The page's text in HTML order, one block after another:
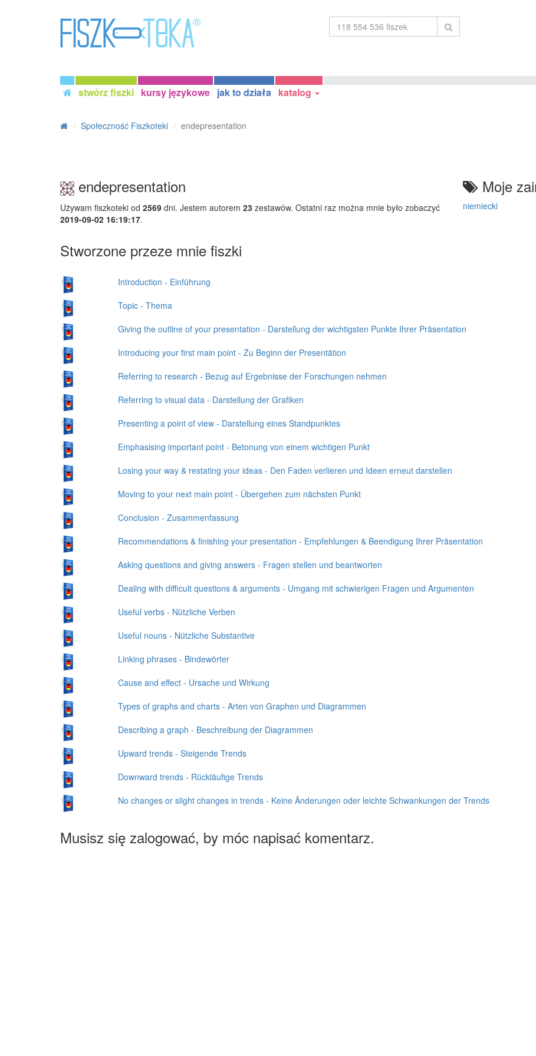
stwórz fiszki kursy językowe jak to działa katalog
Społeczność Fiszkoteki endepresentation
endepresentation
Używam fiszkoteki od 2569 dni. Jestem autorem 23 zestawów. Ostatni raz można mnie było zobaczyć
2019-09-02 16:19:17.
Moje
niemiecki
Stworzone przeze mnie fiszki
Introduction - Einführung
Topic - Thema
Giving the outline of your presentation - Darstellung der wichtigsten Punkte Ihrer Präsentation
Introducing your first main point - Zu Beginn der Presentätion
Referring to research - Bezug auf Ergebnisse der Forschungen nehmen
Referring to visual data - Darstellung der Grafiken
Presenting a point of view - Darstellung eines Standpunktes
Emphasising important point - Betonung von einem wichtigen Punkt
Losing your way & restating your ideas - Den Faden verlieren und Ideen erneut darstellen
Moving to your next main point - Übergehen zum nächsten Punkt
Conclusion - Zusammenfassung
Recommendations & finishing your presentation - Empfehlungen & Beendigung Ihrer Präsentation
Asking questions and giving answers - Fragen stellen und beantworten
Dealing with difficult questions & arguments - Umgang mit schwierigen Fragen und Argumenten
Useful verbs - Nützliche Verben
Useful nouns - Nützliche Substantive
Linking phrases - Bindewörter
Cause and effect - Ursache und Wirkung
Types of graphs and charts - Arten von Graphen und Diagrammen
Describing a graph - Beschreibung der Diagrammen
Upward trends - Steigende Trends
Downward trends - Rückläufige Trends
No changes or slight changes in trends - Keine Änderungen oder leichte Schwankungen der Trends
Musisz się zalogować, by móc napisać komentarz.